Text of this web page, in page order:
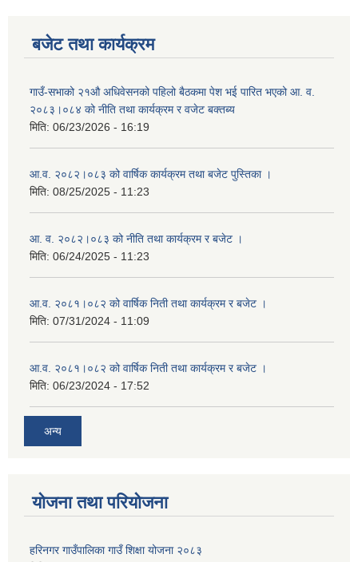
बजेट तथा कार्यक्रम
गाउँ-सभाको २१औ अधिवेसनको पहिलो बैठकमा पेश भई पारित भएको आ. व.
२०८३।०८४ को नीति तथा कार्यक्रम र वजेट बक्तब्य
मिति: 06/23/2026 - 16:19
आ.व. २०८२।०८३ को वार्षिक कार्यक्रम तथा बजेट पुस्तिका ।
मिति: 08/25/2025 - 11:23
आ. व. २०८२।०८३ को नीति तथा कार्यक्रम र बजेट ।
मिति: 06/24/2025 - 11:23
आ.व. २०८१।०८२ को वार्षिक निती तथा कार्यक्रम र बजेट ।
मिति: 07/31/2024 - 11:09
आ.व. २०८१।०८२ को वार्षिक निती तथा कार्यक्रम र बजेट ।
मिति: 06/23/2024 - 17:52
अन्य
योजना तथा परियोजना
हरिनगर गाउँपालिका गाउँ शिक्षा योजना २०८३